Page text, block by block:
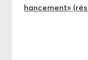
han­ce­ment»